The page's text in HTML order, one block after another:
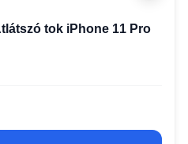
tok iPhone 11 Pro